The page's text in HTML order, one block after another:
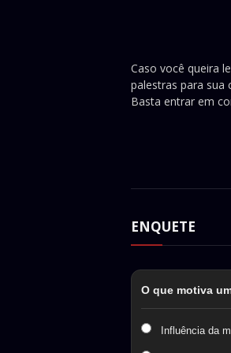
Caso você queira
palestras para sua
Basta entrar em
ENQUETE
O que motiva
Influência da